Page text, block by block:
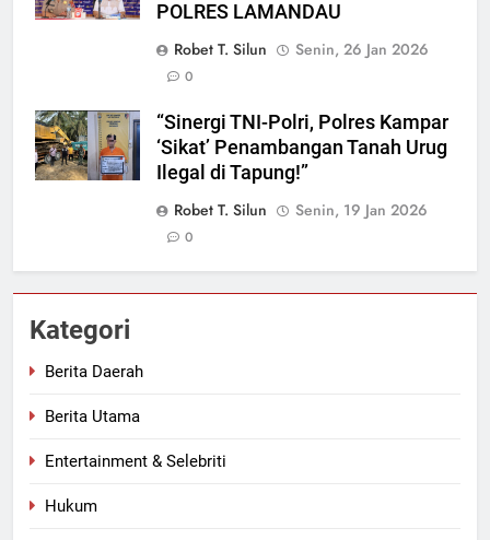
POLRES LAMANDAU
Robet T. Silun
Senin, 26 Jan 2026
0
“Sinergi TNI-Polri, Polres Kampar
‘Sikat’ Penambangan Tanah Urug
Ilegal di Tapung!”
Robet T. Silun
Senin, 19 Jan 2026
0
Kategori
Berita Daerah
Berita Utama
Entertainment & Selebriti
Hukum